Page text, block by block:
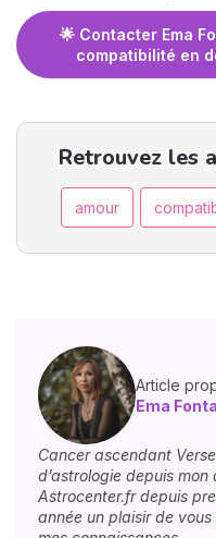
🌟 Contacter Ema
compatibilité en
Retrouvez les
amour
Article
Ema
Cancer ascendant
d’astrologie depuis
Astrocenter.fr depuis
année un plaisir de